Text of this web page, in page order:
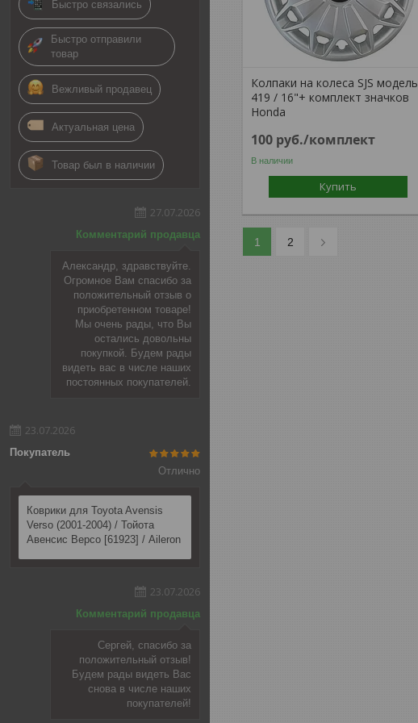
Быстро связались
Быстро отправили
товар
Вежливый продавец
Актуальная цена
Товар был в наличии
27.07.2026
Комментарий продавца
Александр, здравствуйте.
Огромное Вам спасибо за
положительный отзыв о
приобретенном товаре!
Мы очень рады, что Вы
остались довольны
покупкой. Будем рады
видеть вас в числе наших
постоянных покупателей.
23.07.2026
Покупатель
Отлично
Коврики для Toyota Avensis
Verso (2001-2004) / Тойота
Авенсис Версо [61923] / Aileron
23.07.2026
Комментарий продавца
Сергей, спасибо за
положительный отзыв!
Будем рады видеть Вас
снова в числе наших
покупателей!
Колпаки на колеса SJS модель
419 / 16"+ комплект значков
Honda
100 руб./комплект
В наличии
Купить
1 2